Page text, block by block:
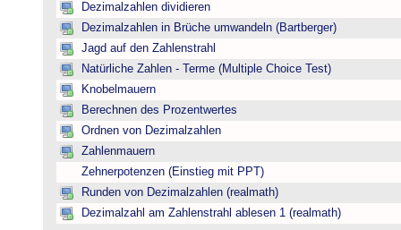
Dezimalzahlen dividieren
Dezimalzahlen in Brüche umwandeln (Bartberger)
Jagd auf den Zahlenstrahl
Natürliche Zahlen - Terme (Multiple Choice Test)
Knobelmauern
Berechnen des Prozentwertes
Ordnen von Dezimalzahlen
Zahlenmauern
Zehnerpotenzen (Einstieg mit PPT)
Runden von Dezimalzahlen (realmath)
Dezimalzahl am Zahlenstrahl ablesen 1 (realmath)